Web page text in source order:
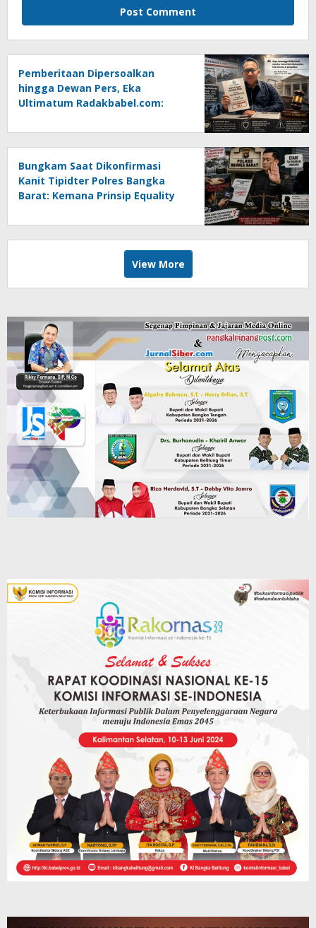
Pemberitaan Dipersoalkan
hingga Dewan Pers, Eka
Ultimatum Radakbabel.com:
Tempuh Jalur Hukum
Bungkam Saat Dikonfirmasi
Kanit Tipidter Polres Bangka
Barat: Kemana Prinsip Equality
View More